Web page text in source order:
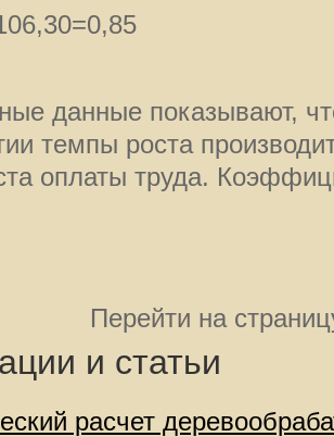
данные показывают,
темпы роста
оплаты труда.
Перейти на
и статьи
расчет